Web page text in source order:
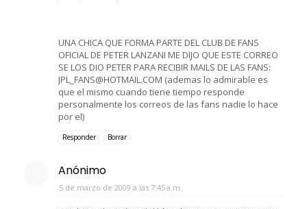
UNA CHICA QUE FORMA PARTE DEL CLUB DE FANS
OFICIAL DE PETER LANZANI ME DIJO QUE ESTE CORREO
SE LOS DIO PETER PARA RECIBIR MAILS DE LAS FANS:
JPL_FANS@HOTMAIL.COM (ademas lo admirable es
que el mismo cuando tiene tiempo responde
personalmente los correos de las fans nadie lo hace
por el)
Responder Borrar
Anónimo
5 de marzo de 2009 a las 7:45 a.m.